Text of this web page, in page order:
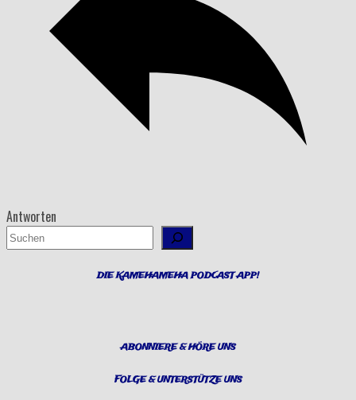
Antworten
Suchen
DIE KAMEHAMEHA PODCAST APP!
ABONNIERE & HÖRE UNS
FOLGE & UNTERSTÜTZE UNS